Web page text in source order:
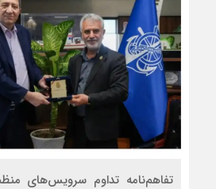
تفاهم‌نامه تداوم سرویس‌های